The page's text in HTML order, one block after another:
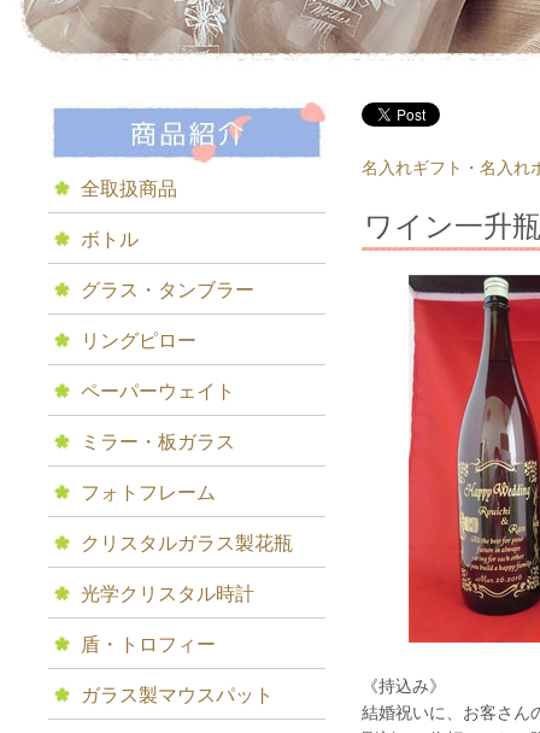
名入れギフト・名入れ
ワイン一升瓶
《持込み》
結婚祝いに、お客さん
全取扱商品
ボトル
グラス・タンブラー
リングピロー
ペーパーウェイト
ミラー・板ガラス
フォトフレーム
クリスタルガラス製花瓶
光学クリスタル時計
盾・トロフィー
ガラス製マウスパット